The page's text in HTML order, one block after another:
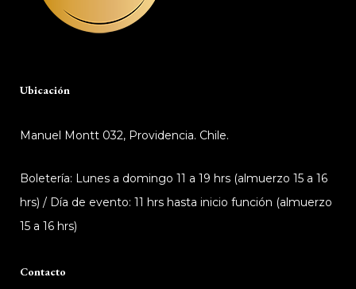
Ubicación
Manuel Montt 032, Providencia. Chile.
Boletería: Lunes a domingo 11 a 19 hrs (almuerzo 15 a 16
hrs) / Día de evento: 11 hrs hasta inicio función (almuerzo
15 a 16 hrs)
Contacto